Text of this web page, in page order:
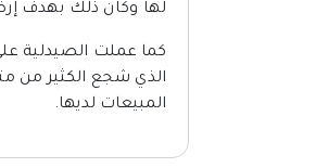
لها وكان ذلك بهدف
كما عملت الصيدلية
الذي شجع الكثير من
المبيعات لديها.